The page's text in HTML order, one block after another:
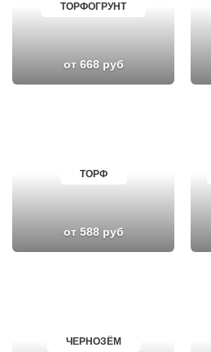
ТОРФОГРУНТ
от 668 руб
ТОРФ
от 588 руб
ЧЕРНОЗЁМ